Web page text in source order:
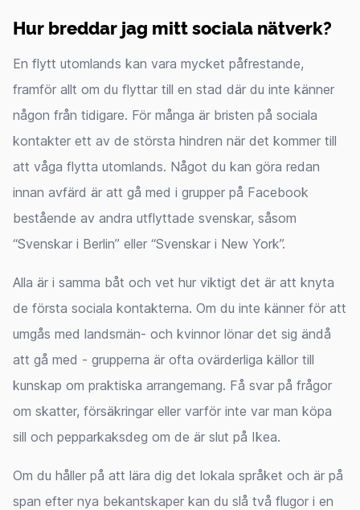
Hur breddar jag mitt sociala nätverk?
En flytt utomlands kan vara mycket påfrestande,
framför allt om du flyttar till en stad där du inte känner
någon från tidigare. För många är bristen på sociala
kontakter ett av de största hindren när det kommer till
att våga flytta utomlands. Något du kan göra redan
innan avfärd är att gå med i grupper på Facebook
bestående av andra utflyttade svenskar, såsom
“Svenskar i Berlin” eller “Svenskar i New York”.
Alla är i samma båt och vet hur viktigt det är att knyta
de första sociala kontakterna. Om du inte känner för att
umgås med landsmän- och kvinnor lönar det sig ändå
att gå med - grupperna är ofta ovärderliga källor till
kunskap om praktiska arrangemang. Få svar på frågor
om skatter, försäkringar eller varför inte var man köpa
sill och pepparkaksdeg om de är slut på Ikea.
Om du håller på att lära dig det lokala språket och är på
span efter nya bekantskaper kan du slå två flugor i en